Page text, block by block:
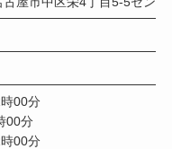
00分
00分
00分